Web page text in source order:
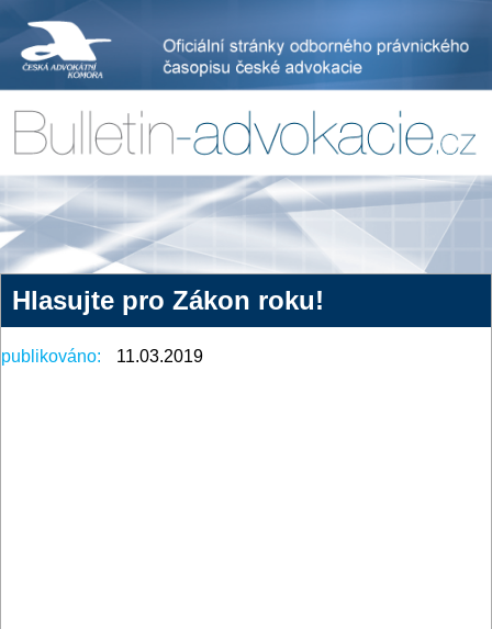
Hlasujte pro Zákon roku!
publikováno: 11.03.2019